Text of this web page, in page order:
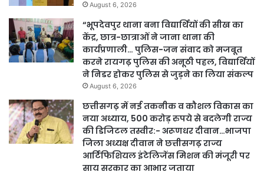
August 6, 2026
“भूपदेवपुर थाना बना विद्यार्थियों की सीख का
केंद्र, छात्र-छात्राओं ने जाना थाना की
कार्यप्रणाली… पुलिस-जन संवाद को मजबूत
करने रायगढ़ पुलिस की अनूठी पहल, विद्यार्थियों
ने निडर होकर पुलिस से जुड़ने का लिया संकल्प
August 6, 2026
छत्तीसगढ़ में नई तकनीक व कौशल विकास का
नया अध्याय, 500 करोड़ रुपये से बदलेगी राज्य
की डिजिटल तस्वीर:- अरूणधर दीवान…भाजपा
जिला अध्यक्ष दीवान ने छत्तीसगढ़ राज्य
आर्टिफिशियल इंटेलिजेंस मिशन की मंजूरी पर
साय सरकार का आभार जताया